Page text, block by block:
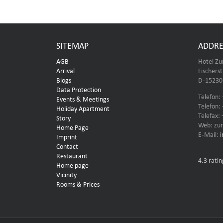
SITEMAP
AGB
Arrival
Blogs
Data Protection
Events & Meetings
Holiday Apartment
Story
Home Page
Imprint
Contact
Restaurant
Home page
Vicinity
Rooms & Prices
Hotel
D-
Telefon:
Telefon:
Telefax:
Web:
E-Mail:
4.3